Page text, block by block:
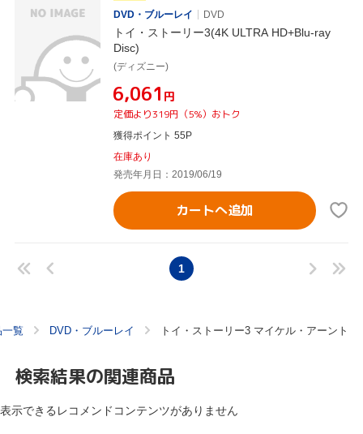
DVD・ブルーレイ
DVD
トイ・ストーリー3(4K ULTRA HD+Blu-ray
Disc)
(ディズニー)
¥6,061 円
定価より319円（5%）おトク
獲得ポイント 55P
在庫あり
発売年月日：2019/06/19
カートへ追加
1
覧 DVD・ブルーレイ トイ・ストーリー3 マイケル・アーント
検索結果の関連商品
表示できるレコメンドコンテンツがありません